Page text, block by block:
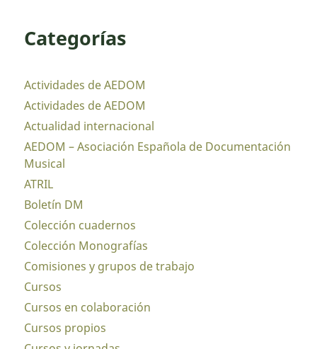
Categorías
Actividades de AEDOM
Actividades de AEDOM
Actualidad internacional
AEDOM – Asociación Española de Documentación
Musical
ATRIL
Boletín DM
Colección cuadernos
Colección Monografías
Comisiones y grupos de trabajo
Cursos
Cursos en colaboración
Cursos propios